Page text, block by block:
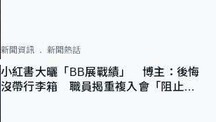
新聞資訊 新聞熱話
小紅書大曬「BB展戰績」 博主：後悔
沒帶行李箱 職員揭重複入會「阻止唔